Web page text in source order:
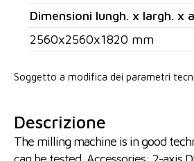
Dimensioni lungh. x largh. x
2560x2560x1820 mm
Soggetto a modifica dei parametri
Descrizione
The milling machine is in good